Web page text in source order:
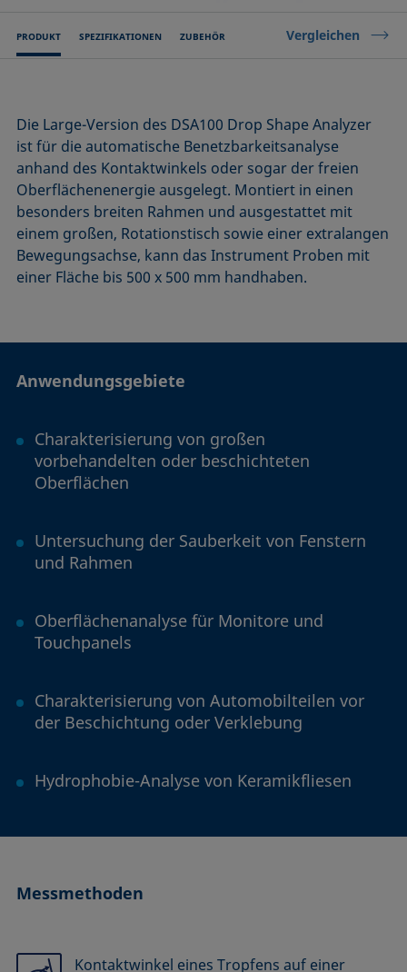
PRODUKT SPEZIFIKATIONEN ZUBEHÖR Vergleichen
Die Large-Version des DSA100 Drop Shape Analyzer
ist für die automatische Benetzbarkeitsanalyse
anhand des Kontaktwinkels oder sogar der freien
Oberflächenenergie ausgelegt. Montiert in einen
besonders breiten Rahmen und ausgestattet mit
einem großen, Rotationstisch sowie einer extralangen
Bewegungsachse, kann das Instrument Proben mit
einer Fläche bis 500 x 500 mm handhaben.
Anwendungsgebiete
Charakterisierung von großen
vorbehandelten oder beschichteten
Oberflächen
Untersuchung der Sauberkeit von Fenstern
und Rahmen
Oberflächenanalyse für Monitore und
Touchpanels
Charakterisierung von Automobilteilen vor
der Beschichtung oder Verklebung
Hydrophobie-Analyse von Keramikfliesen
Messmethoden
Kontaktwinkel eines Tropfens auf einer